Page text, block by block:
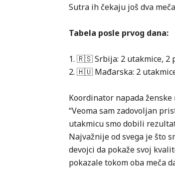
Sutra ih čekaju još dva
Tabela posle prvog dana:
1. 🇷🇸 Srbija: 2 utakmice, 2
2. 🇭🇺 Mađarska: 2
Koordinator napada
“Veoma sam zadovoljan
utakmicu smo dobili
Najvažnije od svega je što
devojci da pokaže svoj
pokazale tokom oba meča